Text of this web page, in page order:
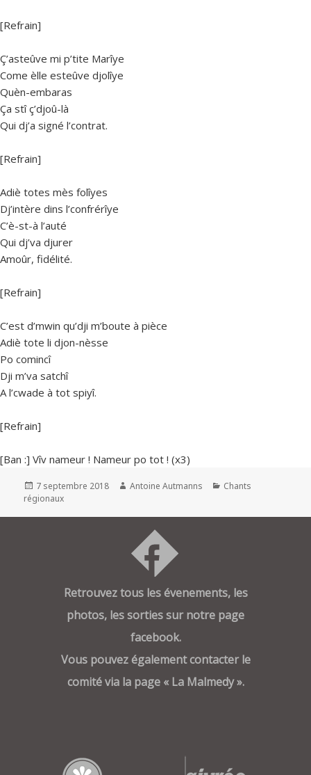
[Refrain]
Ç’asteûve mi p’tite Marîye
Come èlle esteûve djolîye
Quèn-embaras
Ça stî ç’djoû-là
Qui dj’a signé l’contrat.
[Refrain]
Adiè totes mès folîyes
Dj’intère dins l’confrérîye
C’è-st-à l’auté
Qui dj’va djurer
Amoûr, fidélité.
[Refrain]
C’est d’mwin qu’dji m’boute à pièce
Adiè tote li djon-nèsse
Po comincî
Dji m’va satchî
A l’cwade à tot spiyî.
[Refrain]
[Ban :] Vîv nameur ! Nameur po tot ! (x3)
Publié
le
7 septembre 2018 Auteur
Antoine Autmanns Catégories
Chants
régionaux
Retrouvez tous les évenements, les
photos, les sorties sur notre page
facebook.
Vous pouvez également contacter le
comité via la page « La Malmedy ».